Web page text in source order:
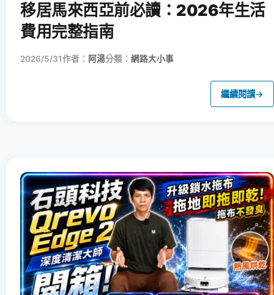
移居馬來西亞前必讀：2026年生活
費用完整指南
2026/5/31作者： 阿湯分類： 網路大小事
繼續閱讀→